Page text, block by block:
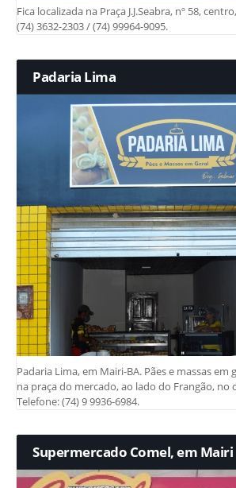
Fica localizada na Praça J.J.Seabra, nº 58,
(74) 3632-2303 / (74) 99964-9095.
Padaria Lima
Padaria Lima, em Mairi-BA. Pães e massas em
na praça do mercado, ao lado do Frangão, no
Telefone: (74) 9 9936-6984.
Supermercado Comel, em Mairi